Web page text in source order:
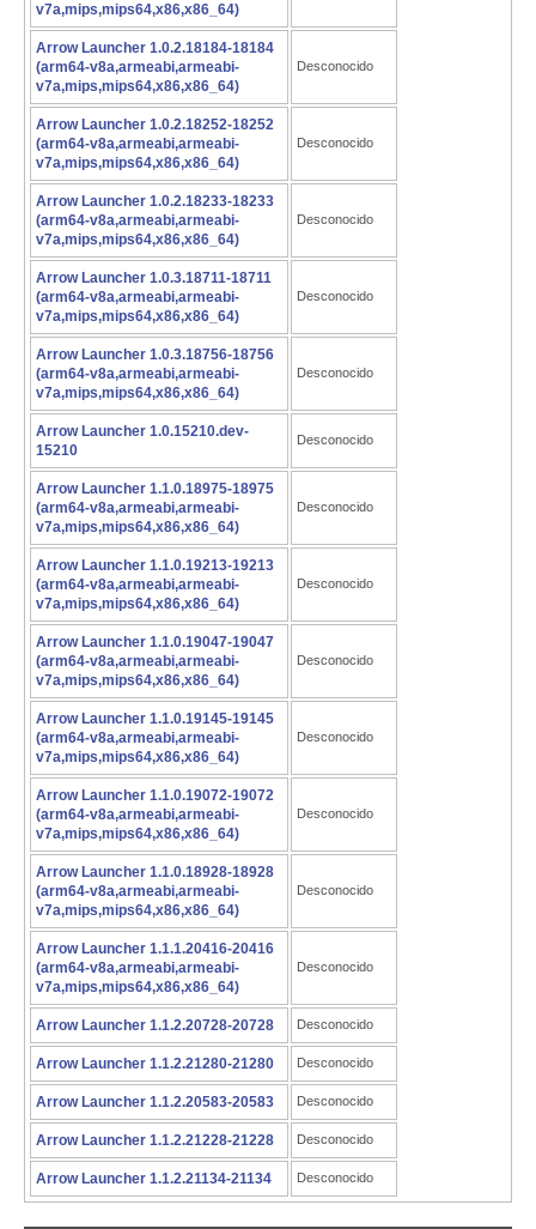
v7a,mips,mips64,x86,x86_64)
Arrow Launcher 1.0.2.18184-18184
(arm64-v8a,armeabi,armeabi-
v7a,mips,mips64,x86,x86_64)
Desconocido
Arrow Launcher 1.0.2.18252-18252
(arm64-v8a,armeabi,armeabi-
v7a,mips,mips64,x86,x86_64)
Desconocido
Arrow Launcher 1.0.2.18233-18233
(arm64-v8a,armeabi,armeabi-
v7a,mips,mips64,x86,x86_64)
Desconocido
Arrow Launcher 1.0.3.18711-18711
(arm64-v8a,armeabi,armeabi-
v7a,mips,mips64,x86,x86_64)
Desconocido
Arrow Launcher 1.0.3.18756-18756
(arm64-v8a,armeabi,armeabi-
v7a,mips,mips64,x86,x86_64)
Desconocido
Arrow Launcher 1.0.15210.dev-
15210
Desconocido
Arrow Launcher 1.1.0.18975-18975
(arm64-v8a,armeabi,armeabi-
v7a,mips,mips64,x86,x86_64)
Desconocido
Arrow Launcher 1.1.0.19213-19213
(arm64-v8a,armeabi,armeabi-
v7a,mips,mips64,x86,x86_64)
Desconocido
Arrow Launcher 1.1.0.19047-19047
(arm64-v8a,armeabi,armeabi-
v7a,mips,mips64,x86,x86_64)
Desconocido
Arrow Launcher 1.1.0.19145-19145
(arm64-v8a,armeabi,armeabi-
v7a,mips,mips64,x86,x86_64)
Desconocido
Arrow Launcher 1.1.0.19072-19072
(arm64-v8a,armeabi,armeabi-
v7a,mips,mips64,x86,x86_64)
Desconocido
Arrow Launcher 1.1.0.18928-18928
(arm64-v8a,armeabi,armeabi-
v7a,mips,mips64,x86,x86_64)
Desconocido
Arrow Launcher 1.1.1.20416-20416
(arm64-v8a,armeabi,armeabi-
v7a,mips,mips64,x86,x86_64)
Desconocido
Arrow Launcher 1.1.2.20728-20728 Desconocido
Arrow Launcher 1.1.2.21280-21280 Desconocido
Arrow Launcher 1.1.2.20583-20583 Desconocido
Arrow Launcher 1.1.2.21228-21228 Desconocido
Arrow Launcher 1.1.2.21134-21134 Desconocido